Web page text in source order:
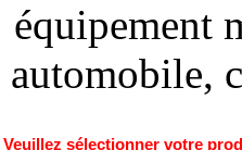
équipement
automobile,
Veuillez sélectionner votre